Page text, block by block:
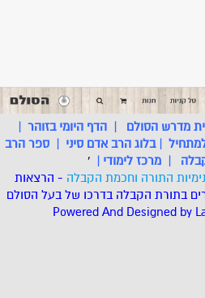
מדרש הסולם |הדף היומי בזוהר |
|בלוג הרב אדם סיני |ספר הרב
| מרכז לימודי |
'
התורה וחכמת הקבלה - הרצאות
בתורת הקבלה בדרכו של בעל הסולם
Powered And Designed by